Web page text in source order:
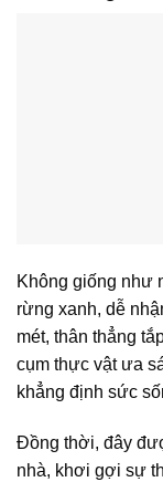
Không giống như
rừng xanh, dễ
mét, thân thẳng
cụm thực vật ưa
khẳng định sức
Đồng thời, đây
nhà, khơi gợi sự